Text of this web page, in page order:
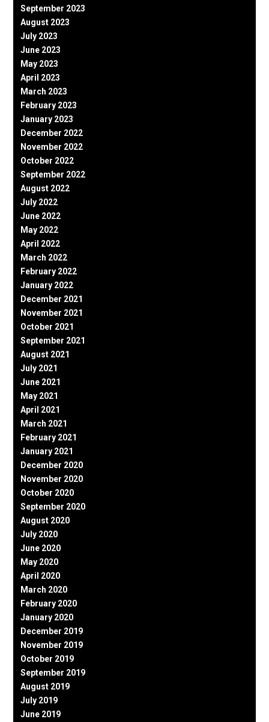
September 2023
August 2023
July 2023
June 2023
May 2023
April 2023
March 2023
February 2023
January 2023
December 2022
November 2022
October 2022
September 2022
August 2022
July 2022
June 2022
May 2022
April 2022
March 2022
February 2022
January 2022
December 2021
November 2021
October 2021
September 2021
August 2021
July 2021
June 2021
May 2021
April 2021
March 2021
February 2021
January 2021
December 2020
November 2020
October 2020
September 2020
August 2020
July 2020
June 2020
May 2020
April 2020
March 2020
February 2020
January 2020
December 2019
November 2019
October 2019
September 2019
August 2019
July 2019
June 2019